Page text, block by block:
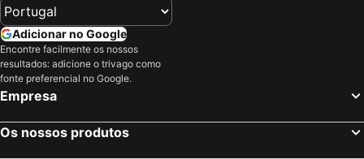
Adicionar no Google
Encontre facilmente os nossos
resultados: adicione o trivago como
fonte preferencial no Google.
Empresa
Os nossos produtos